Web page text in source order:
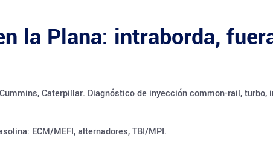
la Plana: intraborda,
Caterpillar. Diagnóstico de inyección common-rail, turbo,
ECM/MEFI, alternadores, TBI/MPI.